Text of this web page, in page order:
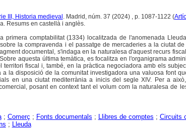
III, Historia medieval . Madrid, núm. 37 (2024) , p. 1087-1122 (
Resums en castellà i anglès.
primera comptabilitat (1334) localitzada de l'anomenada
la compravenda i el passatge de mercaderies a la ciutat
documental, s'indaga en la naturalesa d'aquest recurs
aquesta última temàtica, es focalitza en l'organigrama
territori fiscal i, també, en la pràctica negociadora amb els
a la disposició de la comunitat investigadora una valuosa font
en una ciutat mediterrània a inicis del segle XIV. Per a
posant en context tant el volum com la naturalesa de
; Comerç ; Fonts documentals ; Llibres de comptes ; Circuits
; Lleuda